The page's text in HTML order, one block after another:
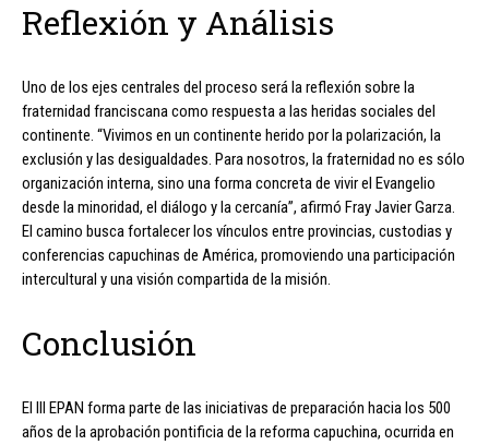
Reflexión y Análisis
Uno de los ejes centrales del proceso será la reflexión sobre la
fraternidad franciscana como respuesta a las heridas sociales del
continente. “Vivimos en un continente herido por la polarización, la
exclusión y las desigualdades. Para nosotros, la fraternidad no es sólo
organización interna, sino una forma concreta de vivir el Evangelio
desde la minoridad, el diálogo y la cercanía”, afirmó Fray Javier Garza.
El camino busca fortalecer los vínculos entre provincias, custodias y
conferencias capuchinas de América, promoviendo una participación
intercultural y una visión compartida de la misión.
Conclusión
El III EPAN forma parte de las iniciativas de preparación hacia los 500
años de la aprobación pontificia de la reforma capuchina, ocurrida en